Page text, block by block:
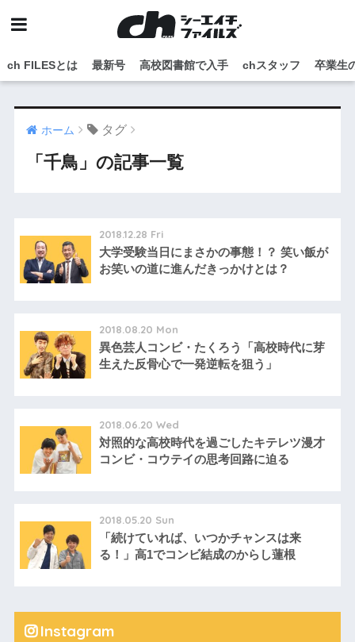
ch FILESとは 最新号 高校図書館で入手 chスタッフ 卒業生
ホーム タグ
「千鳥」の記事一覧
2018.12.28 Fri
大学受験当日にまさかの事態！？ 笑い飯が
お笑いの道に進んだきっかけとは？
2018.08.20 Mon
異色芸人コンビ・たくろう「高校時代に芽
生えた反骨心で一発逆転を狙う」
2018.06.20 Wed
対照的な高校時代を過ごしたキテレツ漫才
コンビ・コウテイの思考回路に迫る
2018.05.20 Sun
「続けていれば、いつかチャンスは来
る！」高1でコンビ結成のからし蓮根
Instagram